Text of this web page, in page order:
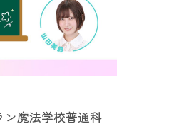
ン魔法学校普通科